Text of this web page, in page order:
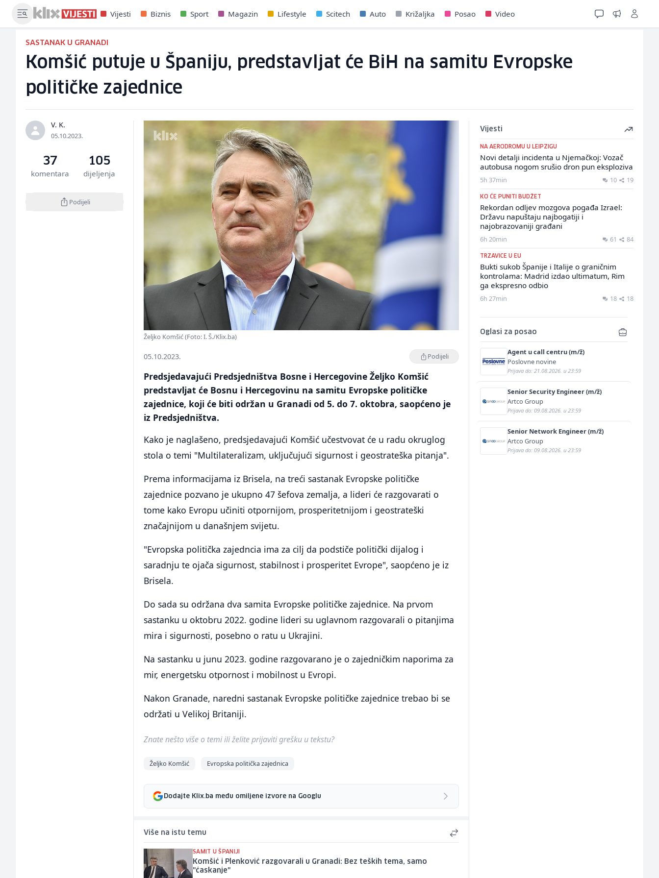
Vijesti Biznis Sport Magazin Lifestyle Scitech Auto Križaljka Posao Video
SASTANAK U GRANADI
Komšić putuje u Španiju, predstavljat će BiH na samitu Evropske
političke zajednice
V. K.
05.10.2023.
37
komentara
105
dijeljenja
Podijeli
Željko Komšić (Foto: I. Š./Klix.ba)
05.10.2023. Podijeli
Predsjedavajući Predsjedništva Bosne i Hercegovine Željko Komšić
predstavljat će Bosnu i Hercegovinu na samitu Evropske političke
zajednice, koji će biti održan u Granadi od 5. do 7. oktobra, saopćeno je
iz Predsjedništva.
Kako je naglašeno, predsjedavajući Komšić učestvovat će u radu okruglog
stola o temi "Multilateralizam, uključujući sigurnost i geostrateška pitanja".
Prema informacijama iz Brisela, na treći sastanak Evropske političke
zajednice pozvano je ukupno 47 šefova zemalja, a lideri će razgovarati o
tome kako Evropu učiniti otpornijom, prosperitetnijom i geostrateški
značajnijom u današnjem svijetu.
"Evropska politička zajedncia ima za cilj da podstiče politički dijalog i
saradnju te ojača sigurnost, stabilnost i prosperitet Evrope", saopćeno je iz
Brisela.
Do sada su održana dva samita Evropske političke zajednice. Na prvom
sastanku u oktobru 2022. godine lideri su uglavnom razgovarali o pitanjima
mira i sigurnosti, posebno o ratu u Ukrajini.
Na sastanku u junu 2023. godine razgovarano je o zajedničkim naporima za
mir, energetsku otpornost i mobilnost u Evropi.
Nakon Granade, naredni sastanak Evropske političke zajednice trebao bi se
održati u Velikoj Britaniji.
Znate nešto više o temi ili želite prijaviti grešku u tekstu?
Željko Komšić Evropska politička zajednica
Dodajte Klix.ba među omiljene izvore na Googlu
Više na istu temu
SAMIT U ŠPANIJI
Komšić i Plenković razgovarali u Granadi: Bez teških tema, samo
"ćaskanje"
Vijesti
NA AERODROMU U LEIPZIGU
Novi detalji incidenta u Njemačkoj: Vozač
autobusa nogom srušio dron pun eksploziva
5h 37min 10 19
KO ĆE PUNITI BUDŽET
Rekordan odljev mozgova pogađa Izrael:
Državu napuštaju najbogatiji i
najobrazovaniji građani
6h 20min 61 84
TRZAVICE U EU
Bukti sukob Španije i Italije o graničnim
kontrolama: Madrid izdao ultimatum, Rim
ga ekspresno odbio
6h 27min 18 18
Oglasi za posao
Agent u call centru (m/ž)
Poslovne novine
Prijava do: 21.08.2026. u 23:59
Senior Security Engineer (m/ž)
Artco Group
Prijava do: 09.08.2026. u 23:59
Senior Network Engineer (m/ž)
Artco Group
Prijava do: 09.08.2026. u 23:59